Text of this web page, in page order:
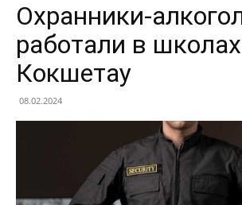
Охранники-
работали в школах
Кокшетау
08.02.2024